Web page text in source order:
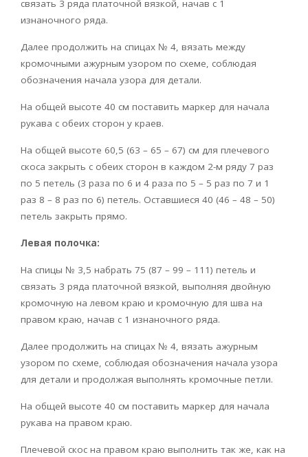
связать 3 ряда платочной вязкой, начав с 1
изнаночного ряда.
Далее продолжить на спицах № 4, вязать между
кромочными ажурным узором по схеме, соблюдая
обозначения начала узора для детали.
На общей высоте 40 см поставить маркер для начала
рукава с обеих сторон у краев.
На общей высоте 60,5 (63 – 65 – 67) см для плечевого
скоса закрыть с обеих сторон в каждом 2-м ряду 7 раз
по 5 петель (3 раза по 6 и 4 раза по 5 – 5 раз по 7 и 1
раз 8 – 8 раз по 6) петель. Оставшиеся 40 (46 – 48 – 50)
петель закрыть прямо.
Левая полочка:
На спицы № 3,5 набрать 75 (87 – 99 – 111) петель и
связать 3 ряда платочной вязкой, выполняя двойную
кромочную на левом краю и кромочную для шва на
правом краю, начав с 1 изнаночного ряда.
Далее продолжить на спицах № 4, вязать ажурным
узором по схеме, соблюдая обозначения начала узора
для детали и продолжая выполнять кромочные петли.
На общей высоте 40 см поставить маркер для начала
рукава на правом краю.
Плечевой скос на правом краю выполнить так же, как на